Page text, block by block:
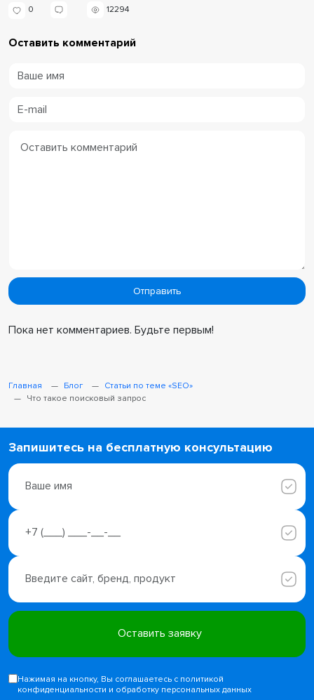
0 12294
Оставить комментарий
Пока нет комментариев. Будьте первым!
Главная Блог
Cтатьи по теме «SEO»
Что такое поисковый запрос
Запишитесь на бесплатную консультацию
Нажимая на кнопку, Вы соглашаетесь с политикой
конфиденциальности и обработку персональных данных